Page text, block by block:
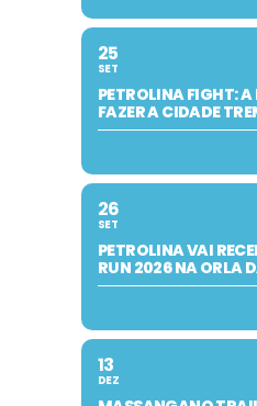
25
SET
PETROLINA FIGHT: A
FAZER A CIDADE
26
SET
PETROLINA VAI
RUN 2026 NA ORLA
13
DEZ